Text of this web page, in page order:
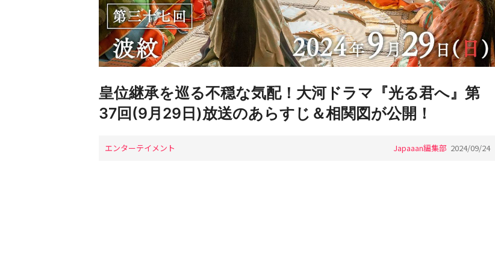
皇位継承を巡る不穏な気配！大河ドラマ『光る君へ』第
37回(9月29日)放送のあらすじ＆相関図が公開！
エンターテイメント Japaaan編集部 2024/09/24